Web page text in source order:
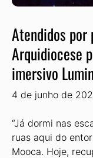
Atendidos por
Arquidiocese
imersivo
4 de junho de
“Já dormi nas
ruas aqui do
Mooca. Hoje,